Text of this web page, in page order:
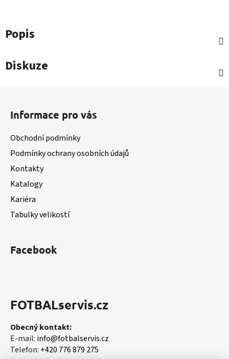
Popis
Diskuze
Informace pro vás
Obchodní podmínky
Podmínky ochrany osobních údajů
Kontakty
Katalogy
Kariéra
Tabulky velikostí
Facebook
FOTBALservis.cz
Obecný kontakt:
E-mail: info@fotbalservis.cz
Telefon: +420 776 879 275